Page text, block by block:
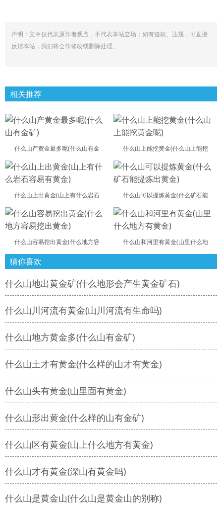
声明：文章仅代表原作者观点，不代表本站立场；如有侵权、违规，可直接
反馈本站，我们将会作修改或删除处理。
相关推荐
什么山产黄金最多呢(什么山有金 什么山上能挖黄金(什么山上能挖
什么山上出黄金(山上有什么岩石 什么山可以提炼黄金(什么矿石能
什么山容易挖出黄金(什么地方容 什么山和河里有黄金(山里什么地
猜你喜欢
什么山地出黄金矿(什么地形会产生黄金矿石)
什么山川河流有黄金(山川河流有生命吗)
什么山地方黄金多(什么山有金矿)
什么山土才有黄金(什么样的山才有黄金)
什么山头有黄金(山里面有黄金)
什么山形出黄金(什么样的山有金矿)
什么山区有黄金(山上什么地方有黄金)
什么山才有黄金(深山有黄金吗)
什么山是黄金山(什么山是黄金山的别称)